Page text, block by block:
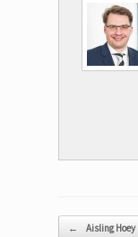
← Aisling